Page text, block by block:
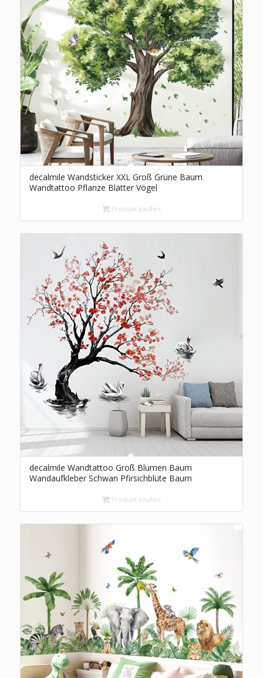
decalmile Wandsticker XXL Groß Grüne Baum
Wandtattoo Pflanze Blätter Vögel
TV Hintergrund WanddekoProdukt kaufen
decalmile Wandtattoo Groß Blumen Baum
Wandaufkleber Schwan Pfirsichblüte Baum
Hintergrund Wanddeko(H:140cm)
Produkt kaufen